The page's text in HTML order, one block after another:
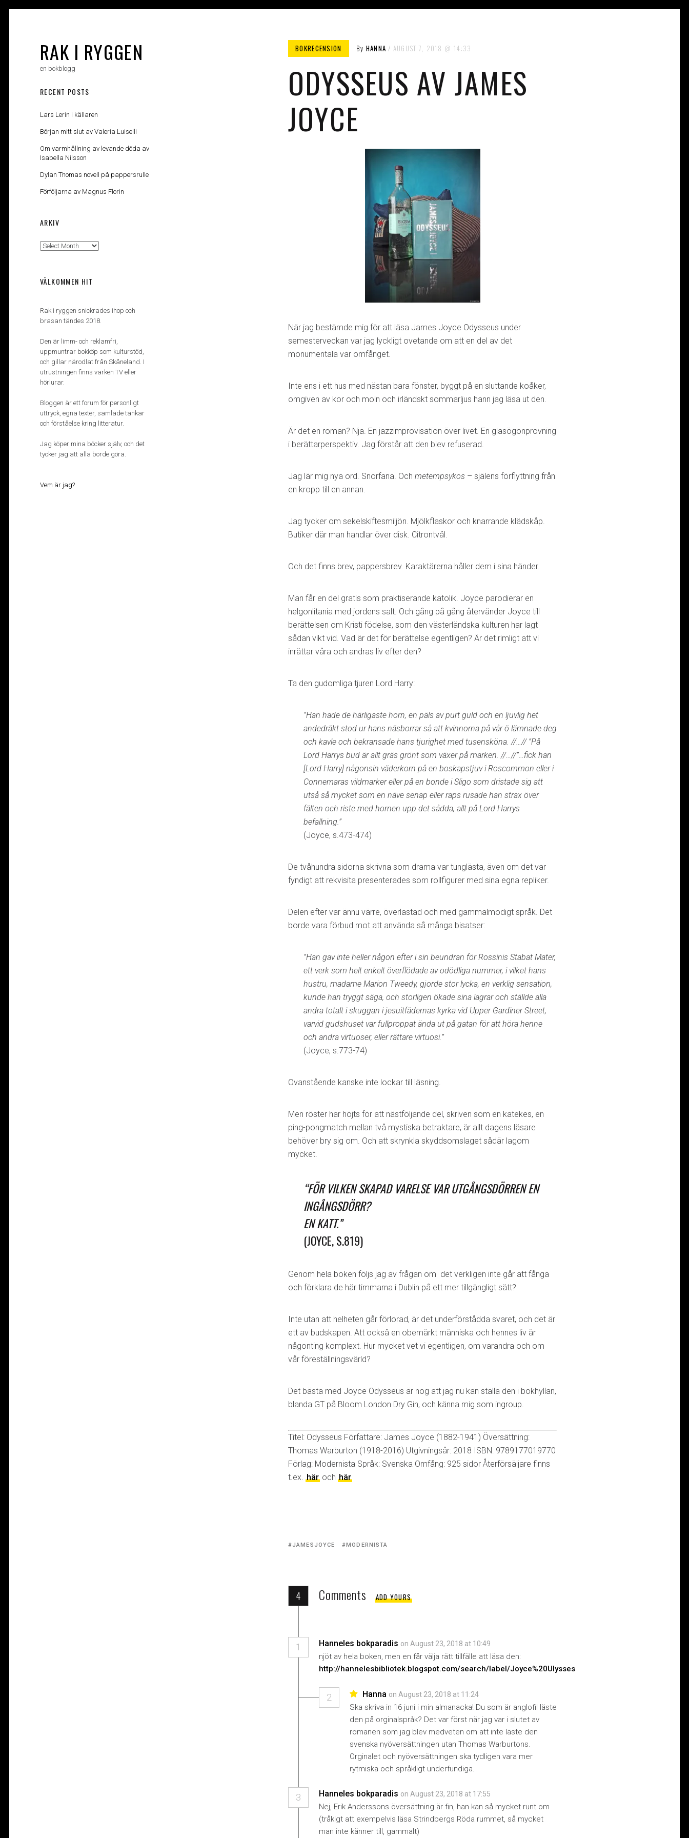
RAK I RYGGEN
en bokblogg
BOKRECENSION By HANNA AUGUST 7, 2018 14:33
ODYSSEUS AV JAMES
JOYCE
När jag bestämde mig för att läsa James Joyce Odysseus under
semesterveckan var jag lyckligt ovetande om att en del av det
monumentala var omfånget.
Inte ens i ett hus med nästan bara fönster, byggt på en sluttande koåker,
omgiven av kor och moln och irländskt sommarljus hann jag läsa ut den.
Är det en roman? Nja. En jazzimprovisation över livet. En glasögonprovning
i berättarperspektiv. Jag förstår att den blev refuserad.
Jag lär mig nya ord. Snorfana. Och metempsykos – själens förflyttning från
en kropp till en annan.
Jag tycker om sekelskiftesmiljön. Mjölkflaskor och knarrande klädskåp.
Butiker där man handlar över disk. Citrontvål.
Och det finns brev, pappersbrev. Karaktärerna håller dem i sina händer.
Man får en del gratis som praktiserande katolik. Joyce parodierar en
helgonlitania med jordens salt. Och gång på gång återvänder Joyce till
berättelsen om Kristi födelse, som den västerländska kulturen har lagt
sådan vikt vid. Vad är det för berättelse egentligen? Är det rimligt att vi
inrättar våra och andras liv efter den?
Ta den gudomliga tjuren Lord Harry:
”Han hade de härligaste horn, en päls av purt guld och en ljuvlig het
andedräkt stod ur hans näsborrar så att kvinnorna på vår ö lämnade deg
och kavle och bekransade hans tjurighet med tusensköna. //…// ”På
Lord Harrys bud är allt gräs grönt som växer på marken. //…//”…fick han
[Lord Harry] någonsin väderkorn på en boskapstjuv i Roscommon eller i
Connemaras vildmarker eller på en bonde i Sligo som dristade sig att
utså så mycket som en näve senap eller raps rusade han strax över
fälten och riste med hornen upp det sådda, allt på Lord Harrys
befallning.”
(Joyce, s.473-474)
De tvåhundra sidorna skrivna som drama var tunglästa, även om det var
fyndigt att rekvisita presenterades som rollfigurer med sina egna repliker.
Delen efter var ännu värre, överlastad och med gammalmodigt språk. Det
borde vara förbud mot att använda så många bisatser:
”Han gav inte heller någon efter i sin beundran för Rossinis Stabat Mater,
ett verk som helt enkelt överflödade av odödliga nummer, i vilket hans
hustru, madame Marion Tweedy, gjorde stor lycka, en verklig sensation,
kunde han tryggt säga, och storligen ökade sina lagrar och ställde alla
andra totalt i skuggan i jesuitfädernas kyrka vid Upper Gardiner Street,
varvid gudshuset var fullproppat ända ut på gatan för att höra henne
och andra virtuoser, eller rättare virtuosi.”
(Joyce, s.773-74)
Ovanstående kanske inte lockar till läsning.
Men röster har höjts för att nästföljande del, skriven som en katekes, en
ping-pongmatch mellan två mystiska betraktare, är allt dagens läsare
behöver bry sig om. Och att skrynkla skyddsomslaget sådär lagom
mycket.
“FÖR VILKEN SKAPAD VARELSE VAR UTGÅNGSDÖRREN EN
INGÅNGSDÖRR?
EN KATT.”
(JOYCE, S.819)
Genom hela boken följs jag av frågan om det verkligen inte går att fånga
och förklara de här timmarna i Dublin på ett mer tillgängligt sätt?
Inte utan att helheten går förlorad, är det underförstådda svaret, och det är
ett av budskapen. Att också en obemärkt människa och hennes liv är
någonting komplext. Hur mycket vet vi egentligen, om varandra och om
vår föreställningsvärld?
Det bästa med Joyce Odysseus är nog att jag nu kan ställa den i bokhyllan,
blanda GT på Bloom London Dry Gin, och känna mig som ingroup.
Titel: Odysseus Författare: James Joyce (1882-1941) Översättning:
Thomas Warburton (1918-2016) Utgivningsår: 2018 ISBN: 9789177019770
Förlag: Modernista Språk: Svenska Omfång: 925 sidor Återförsäljare finns
t.ex. här och här
Tagged
JAMESJOYCE MODERNISTA
4 Comments ADD YOURS
1 Hanneles bokparadis on August 23, 2018 at 10:49
njöt av hela boken, men en får välja rätt tillfälle att läsa den:
http://hannelesbibliotek.blogspot.com/search/label/Joyce%20Ulysses
2 Hanna on August 23, 2018 at 11:24
Ska skriva in 16 juni i min almanacka! Du som är anglofil läste
den på orginalspråk? Det var först när jag var i slutet av
romanen som jag blev medveten om att inte läste den
svenska nyöversättningen utan Thomas Warburtons.
Orginalet och nyöversättningen ska tydligen vara mer
rytmiska och språkligt underfundiga.
3 Hanneles bokparadis on August 23, 2018 at 17:55
Nej, Erik Anderssons översättning är fin, han kan så mycket runt om
(tråkigt att exempelvis läsa Strindbergs Röda rummet, så mycket
man inte känner till, gammalt)
RECENT POSTS
Lars Lerin i källaren
Början mitt slut av Valeria Luiselli
Om varmhållning av levande döda av
Isabella Nilsson
Dylan Thomas novell på pappersrulle
Förföljarna av Magnus Florin
ARKIV
Arkiv
VÄLKOMMEN HIT
Rak i ryggen snickrades ihop och
brasan tändes 2018.
Den är limm- och reklamfri,
uppmuntrar bokköp som kulturstöd,
och gillar närodlat från Skåneland. I
utrustningen finns varken TV eller
hörlurar.
Bloggen är ett forum för personligt
uttryck, egna texter, samlade tankar
och förståelse kring litteratur.
Jag köper mina böcker själv, och det
tycker jag att alla borde göra.
Vem är jag?